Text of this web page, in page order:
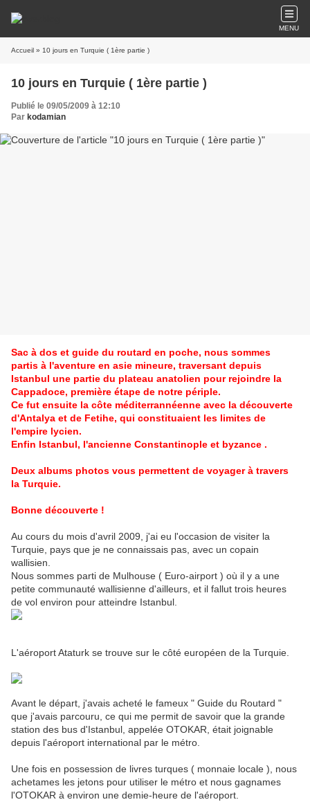
MENU
Accueil » 10 jours en Turquie ( 1ère partie )
10 jours en Turquie ( 1ère partie )
Publié le 09/05/2009 à 12:10
Par kodamian
Sac à dos et guide du routard en poche, nous sommes
partis à l'aventure en asie mineure, traversant depuis
Istanbul une partie du plateau anatolien pour rejoindre la
Cappadoce, première étape de notre périple.
Ce fut ensuite la côte méditerrannéenne avec la découverte
d'Antalya et de Fetihe, qui constituaient les limites de
l'empire lycien.
Enfin Istanbul, l'ancienne Constantinople et byzance .
Deux albums photos vous permettent de voyager à travers
la Turquie.
Bonne découverte !
Au cours du mois d'avril 2009, j'ai eu l'occasion de visiter la
Turquie, pays que je ne connaissais pas, avec un copain
wallisien.
Nous sommes parti de Mulhouse ( Euro-airport ) où il y a une
petite communauté wallisienne d'ailleurs, et il fallut trois heures
de vol environ pour atteindre Istanbul.
L'aéroport Ataturk se trouve sur le côté européen de la Turquie.
Avant le départ, j'avais acheté le fameux " Guide du Routard "
que j'avais parcouru, ce qui me permit de savoir que la grande
station des bus d'Istanbul, appelée OTOKAR, était joignable
depuis l'aéroport international par le métro.
Une fois en possession de livres turques ( monnaie locale ), nous
achetames les jetons pour utiliser le métro et nous gagnames
l'OTOKAR à environ une demie-heure de l'aéroport.